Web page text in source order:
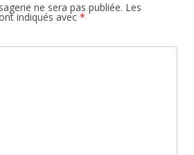
ne sera pas publiée. Les
indiqués avec *